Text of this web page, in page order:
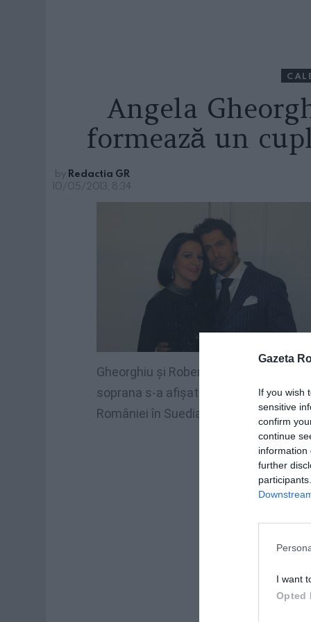
Gazeta
If you wish
sensitive
confirm
continue
information
further
I want
Opted
Angela
formează un
by Redactia GR
10/05/2013, 8:34
Gheorghiu şi Roberto Alagna au ales
soprana s-a afişat în repetate rânduri
României în Suedia la Eurovision